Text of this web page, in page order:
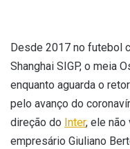
Desde 2017 no futebol
Shanghai SIGP, o meia
enquanto aguarda o
pelo avanço do
direção do Inter, ele não
empresário Giuliano